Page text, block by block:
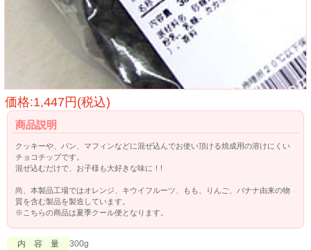
価格:1,447円(税込)
商品説明
クッキーや、パン、マフィンなどに混ぜ込んでお使い頂ける焼成用の溶けにくい
チョコチップです。
混ぜ込むだけで、お子様も大好きな味に！!
尚、本製品工場ではオレンジ、キウイフルーツ、もも、りんご、バナナ由来の物
質を含む製品を製造しています。
※こちらの商品は夏季クール便となります。
内 容 量 300g